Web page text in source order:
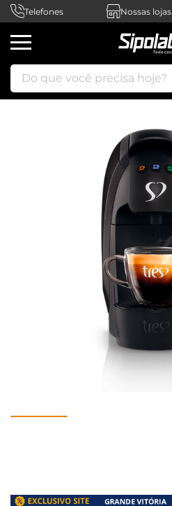
Telefones Nossas lojas
Do que você precisa hoje?